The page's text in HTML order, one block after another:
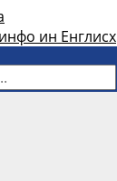
ин Енглисх